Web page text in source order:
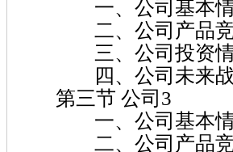
一、公司基本情
二、公司产品竞
三、公司投资情
四、公司未来战
第三节 公司3
一、公司基本情
二、公司产品竞